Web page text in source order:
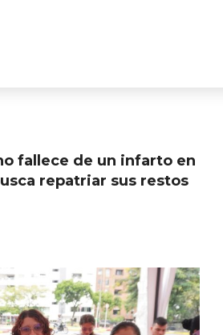
fallece de un infarto en
repatriar sus restos